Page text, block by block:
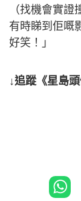
（找機會實證
有時睇到佢嘅
好笑！」
↓追蹤《星島